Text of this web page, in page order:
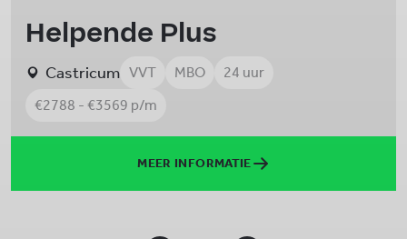
Helpende Plus
Castricum VVT MBO
24 uur
€2788 - €3569 p/m
MEER INFORMATIE